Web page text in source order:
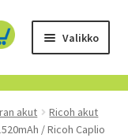
Valikko
akut
Ricoh akut
/ Ricoh Caplio